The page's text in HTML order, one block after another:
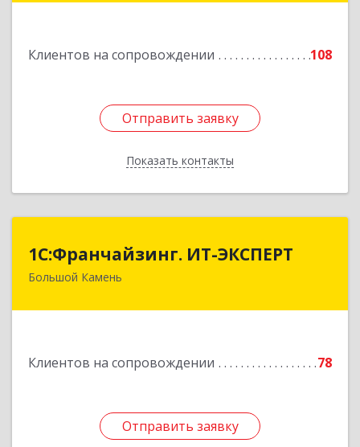
Клиентов на сопровождении 108
Отправить заявку
Показать контакты
Отправить заявку
Назад
1С:Франчайзинг. ИТ-ЭКСПЕРТ
Большой Камень
Клиентов на сопровождении 78
Отправить заявку
1С:Франчайзинг. ИТ-ЭКСПЕРТ
692806, Приморский край, Большой Камень г,
Отправить заявку